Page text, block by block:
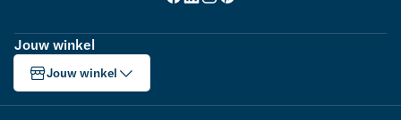
Jouw winkel
Jouw winkel